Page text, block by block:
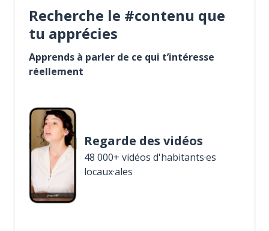
Recherche le #contenu que
tu apprécies
Apprends à parler de ce qui t’intéresse
réellement
Regarde des vidéos
48 000+ vidéos d'habitants·es
locaux·ales